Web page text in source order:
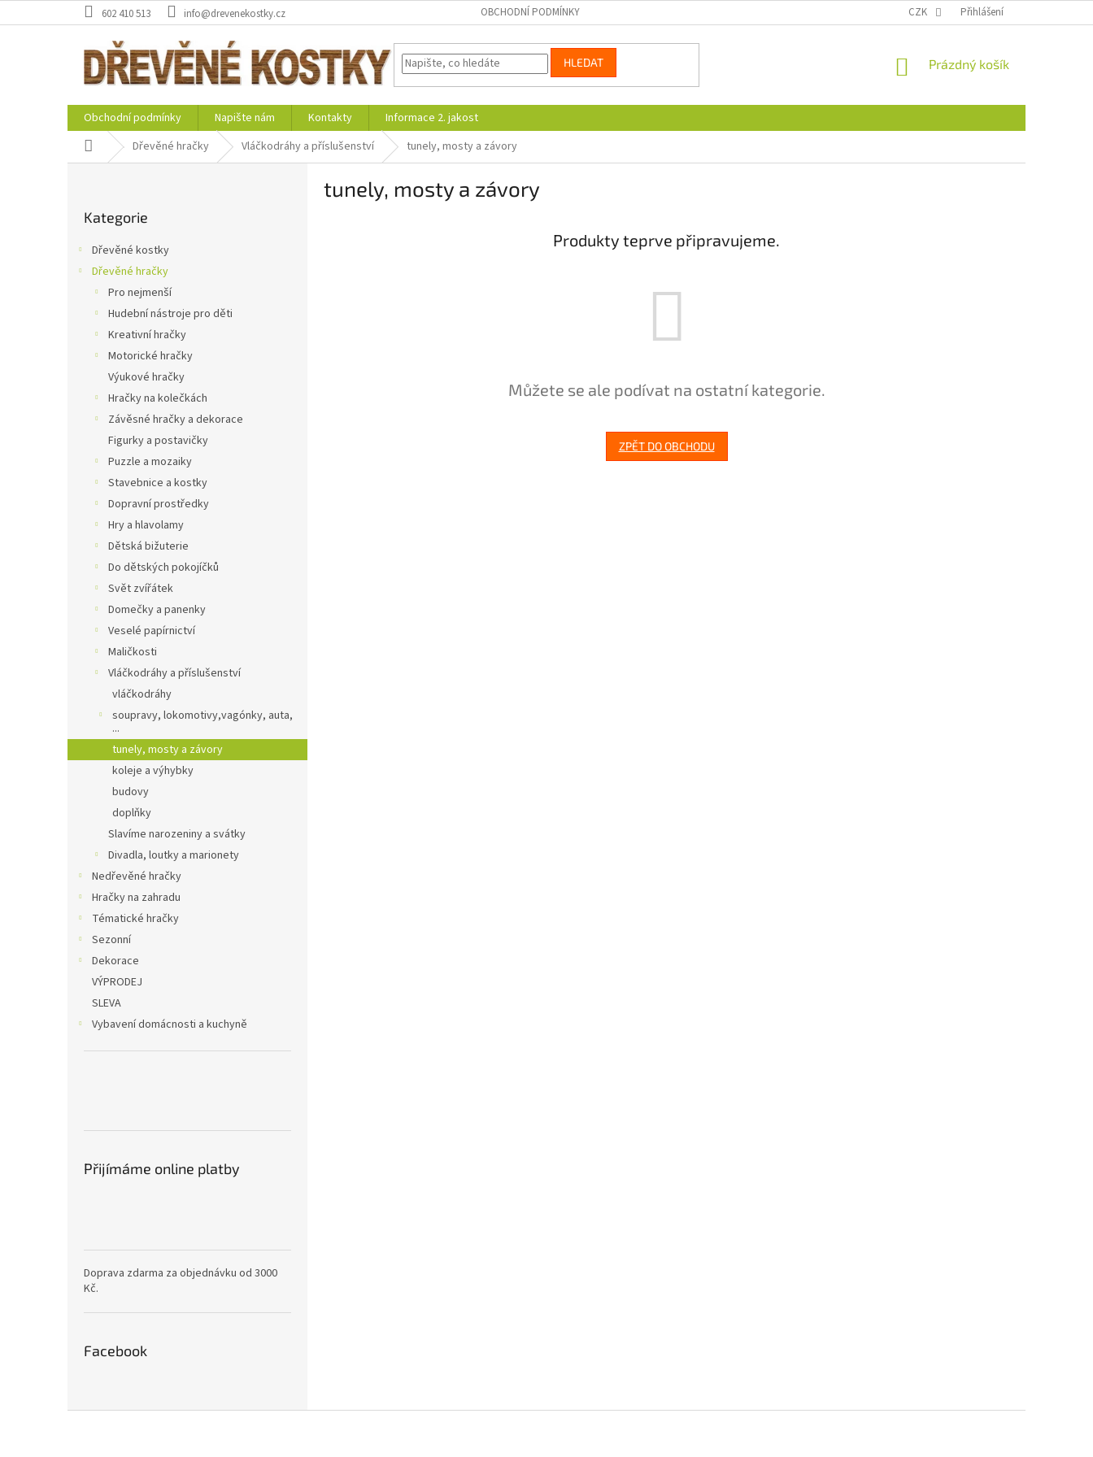
na
602 410 513 info@drevenekostky.cz OBCHODNÍ PODMÍNKY CZK Přihlášení
HLEDAT
NÁKUPNÍ
Prázdný košík
Obchodní podmínky Napište nám Kontakty
Informace 2. jakost
Domů Dřevěné hračky Vláčkodráhy a příslušenství tunely, mosty a závory
kategorie
Kategorie
Dřevěné kostky
Dřevěné hračky
Pro nejmenší
Hudební nástroje pro děti
Kreativní hračky
Motorické hračky
Výukové hračky
Hračky na kolečkách
Závěsné hračky a dekorace
Figurky a postavičky
Puzzle a mozaiky
Stavebnice a kostky
Dopravní prostředky
Hry a hlavolamy
Dětská bižuterie
Do dětských pokojíčků
Svět zvířátek
Domečky a panenky
Veselé papírnictví
Maličkosti
Vláčkodráhy a příslušenství
vláčkodráhy
soupravy, lokomotivy,vagónky, auta,
...
tunely, mosty a závory
koleje a výhybky
budovy
doplňky
Slavíme narozeniny a svátky
Divadla, loutky a marionety
Nedřevěné hračky
Hračky na zahradu
Tématické hračky
Sezonní
Dekorace
VÝPRODEJ
SLEVA
Vybavení domácnosti a kuchyně
Přijímáme online platby
Doprava zdarma za objednávku od 3000
Kč.
Facebook
tunely, mosty a závory
Produkty teprve připravujeme.
Můžete se ale podívat na ostatní kategorie.
ZPĚT DO OBCHODU